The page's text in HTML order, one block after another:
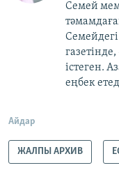
Семей
істеген.
еңбек
Айдар
ЖАЛПЫ АРХИВ